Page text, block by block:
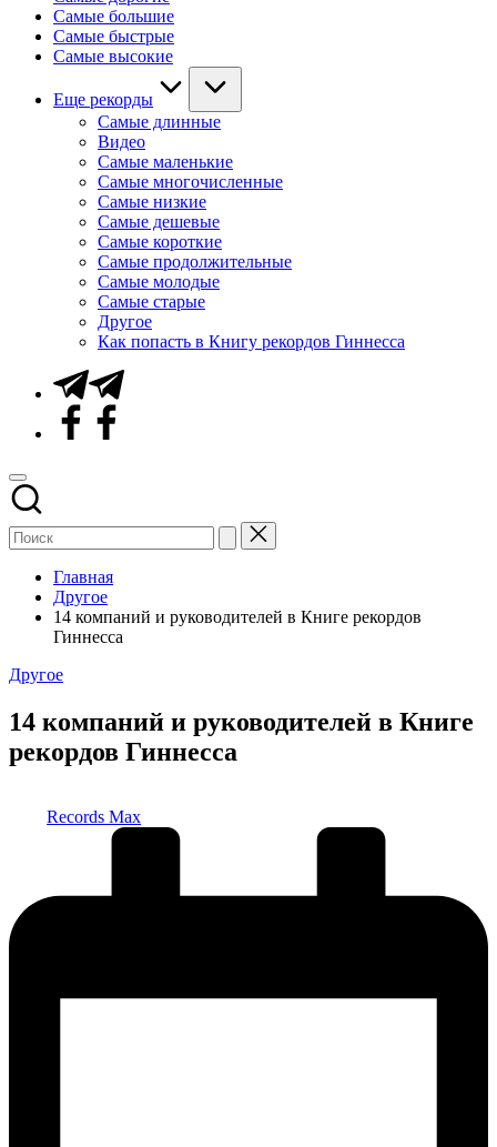
Самые большие
Самые быстрые
Самые высокие
Еще рекорды
Самые длинные
Видео
Самые маленькие
Самые многочисленные
Самые низкие
Самые дешевые
Самые короткие
Самые продолжительные
Самые молодые
Самые старые
Другое
Как попасть в Книгу рекордов Гиннесса
Telegram
Facebook
Главная
Другое
14 компаний и руководителей в Книге рекордов
Гиннесса
Опубликовано
Другое
14 компаний и руководителей в Книге
рекордов Гиннесса
Records Max